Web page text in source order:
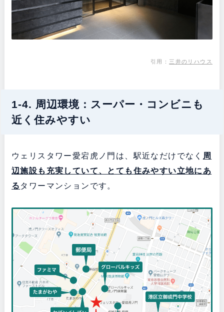
引用： 三井のリハウス
1-4. 周辺環境：スーパー・コンビニも
近く住みやすい
ウェリスタワー愛宕虎ノ門は、駅近なだけでなく 周
辺施設も充実していて、とても 住みやすい立地にあ
る タワーマンションです。